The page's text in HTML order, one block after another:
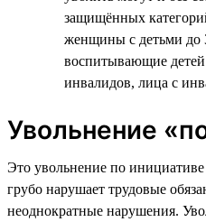
защищённых
женщины с детьми до
воспитывающие
инвалидов, лица с
Увольнение
Это увольнение по инициативе
грубо нарушает трудовые
неоднократные нарушения.